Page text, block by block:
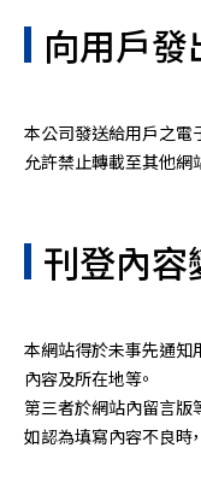
向用戶
本公司發送給用戶之電
允許禁止轉載至其他網
刊登內容
本網站得於未事先通知
內容及所在地等。
第三者於網站內留言版
如認為填寫內容不良時